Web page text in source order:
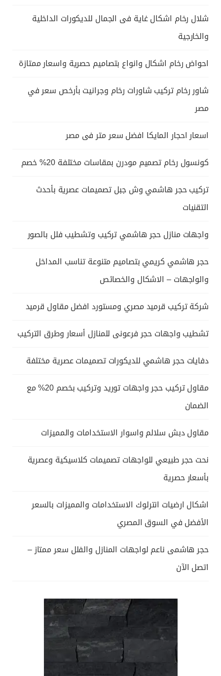
شلال رخام اشكال غاية فى الجمال للديكورات الداخلية
والخارجية
احواض رخام اشكال وانواع بتصاميم حصرية واسعار ممتازة
شاور رخام تركيب شاورات رخام وجرانيت بأرخص سعر في
مصر
اسعار احجار المايكا افضل سعر متر فى مصر
كونسول رخام تصميم مودرن بمقاسات مختلفة 20% خصم
تركيب حجر هاشمي وش جبل تصميمات عصرية بأحدث
التقنيات
واجهات منازل حجر هاشمي تركيب وتشطيب فلل بالصور
حجر هاشمي كريمي بتصاميم متنوعة تناسب المداخل
والواجهات – الاشكال والخصائص
شركة تركيب قرميد مصري ومستورد افضل مقاول قرميد
تشطيب واجهات حجر فرعونى للمنازل أسعار وطرق التركيب
دفايات حجر هاشمي للديكورات تصميمات عصرية مختلفة
مقاول تركيب حجر واجهات توريد وتركيب بخصم 20% مع
الضمان
مقاول دبش سلالم واسوار الاستخدامات والمميزات
نحت حجر طبيعي للواجهات تصميمات كلاسيكية وعصرية
بأسعار حصرية
اشكال ارضيات انترلوك الاستخدامات والمميزات بالسعر
الأفضل في السوق المصري
حجر هاشمى ناعم لواجهات المنازل والفلل سعر ممتاز –
اتصل الآن